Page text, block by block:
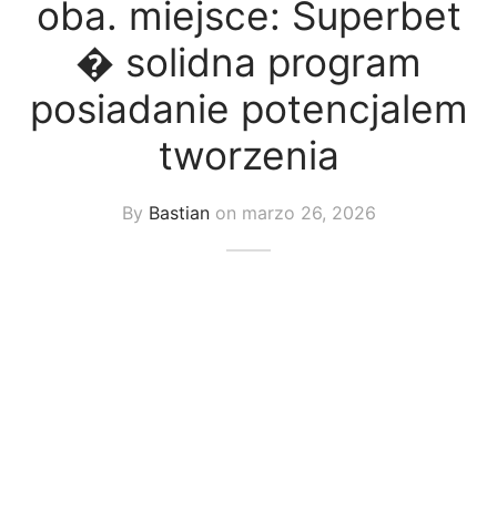
oba. miejsce: Superbet
� solidna program
posiadanie potencjalem
tworzenia
By Bastianon marzo 26, 2026
y Blazer
Enteros y Faldas